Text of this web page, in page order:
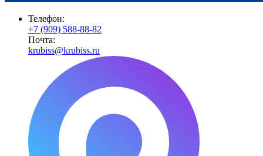
Телефон:
+7 (909) 588-88-82
Почта:
krubiss@krubiss.ru